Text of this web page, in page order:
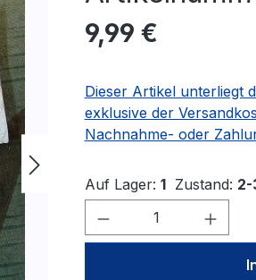
Regulärer Preis:
9,99 €
Dieser Artikel unterliegt
exklusive der
Nachnahme- oder
Auf Lager: 1 Zustand: 2-
Produkt